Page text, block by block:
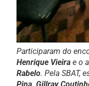
Participaram do
Henrique Vieira e o
Rabelo. Pela SBAT,